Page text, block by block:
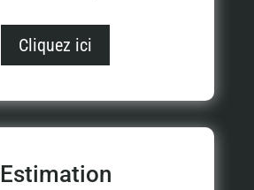
Cliquez ici
Estimation